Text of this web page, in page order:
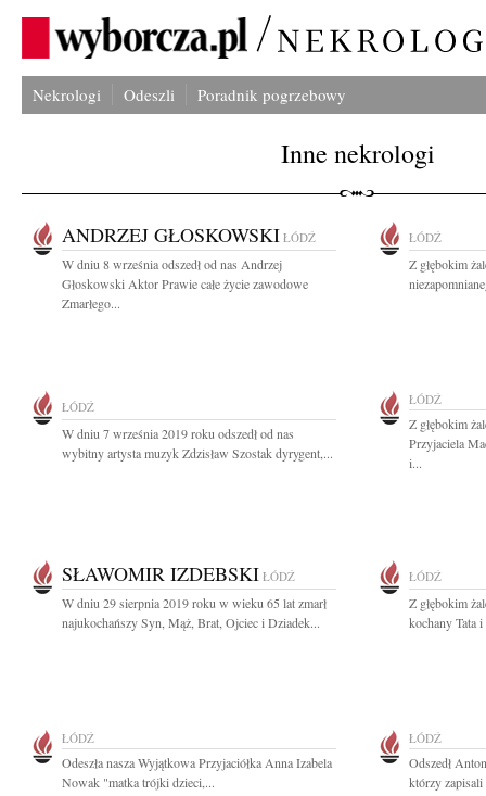
Nekrologi Odeszli Poradnik pogrzebowy
Inne nekrologi
ANDRZEJ GŁOSKOWSKI ŁÓDŹ
W dniu 8 września odszedł od nas Andrzej
Głoskowski Aktor Prawie całe życie zawodowe
Zmarłego...
ŁÓDŹ
Z głębokim
ŁÓDŹ
W dniu 7 września 2019 roku odszedł od nas
wybitny artysta muzyk Zdzisław Szostak dyrygent,...
ŁÓDŹ
Z głębokim
Przyjaciela
i...
SŁAWOMIR IZDEBSKI ŁÓDŹ
W dniu 29 sierpnia 2019 roku w wieku 65 lat zmarł
najukochańszy Syn, Mąż, Brat, Ojciec i Dziadek...
ŁÓDŹ
Z głębokim
kochany Tata
ŁÓDŹ
Odeszła nasza Wyjątkowa Przyjaciółka Anna Izabela
Nowak "matka trójki dzieci,...
ŁÓDŹ
Odszedł
którzy zapisali